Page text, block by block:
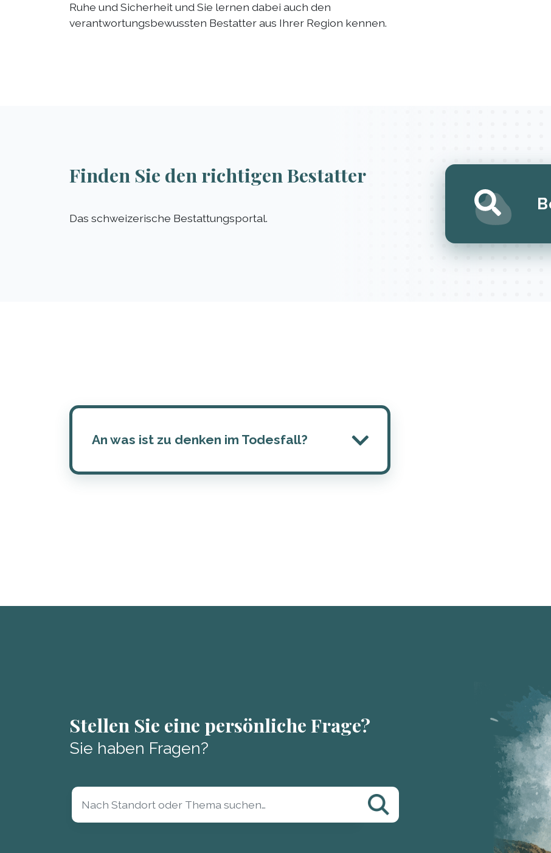
Ruhe und Sicherheit und Sie lernen dabei auch den
verantwortungsbewussten Bestatter aus Ihrer Region kennen.
Finden Sie den richtigen Bestatter
Das schweizerische Bestattungsportal.
An was ist zu denken im Todesfall?
Stellen Sie eine persönliche Frage?
Sie haben Fragen?